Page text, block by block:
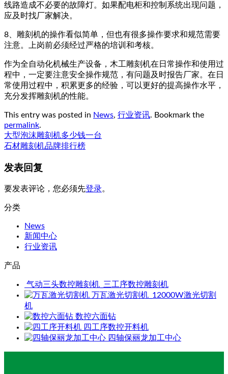
线路造成不必要的故障灯。如果配电柜和控制系统出现问题，
应及时找厂家解决。
8、雕刻机的操作看似简单，但也有很多操作要求和规范需要
注意。上岗前必须经过严格的培训和考核。
作为全自动化机械生产设备，木工雕刻机在日常操作和使用过
程中，一定要注意安全操作规范，有问题及时报告厂家。在日
常使用过程中，积累更多的经验，可以更好的提高操作水平，
充分发挥雕刻机的性能。
This entry was posted in News, 行业资讯. Bookmark the
permalink.
大型泡沫雕刻机多少钱一台
石材雕刻机品牌排行榜
发表回复
要发表评论，您必须先登录。
分类
News
新闻中心
行业资讯
产品
气动三头数控雕刻机_三工序数控雕刻机
万瓦激光切割机_12000W激光切割
机
数控六面钻
四工序数控开料机
四轴保丽龙加工中心